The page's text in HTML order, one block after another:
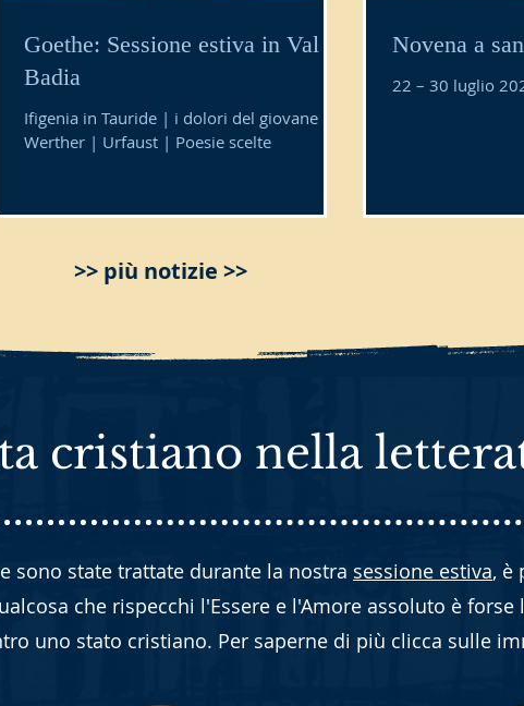
Goethe: Sessione estiva in Val
Badia
Ifigenia in Tauride | i dolori del giovane
Werther | Urfaust | Poesie scelte
Novena a
22 – 30 luglio
>> più notizie >>
cristiano nella
sono state trattate durante la nostra sessione estiva, è
che rispecchi l'Essere e l'Amore assoluto è forse
uno stato cristiano. Per saperne di più clicca sulle